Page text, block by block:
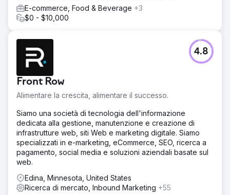
E-commerce, Food & Beverage +3
$0 - $10,000
Front Row
Alimentare la crescita, alimentare il successo.
4.8
Siamo una società di tecnologia dell'informazione
dedicata alla gestione, manutenzione e creazione di
infrastrutture web, siti Web e marketing digitale. Siamo
specializzati in e-marketing, eCommerce, SEO, ricerca a
pagamento, social media e soluzioni aziendali basate sul
web.
Edina, Minnesota, United States
Ricerca di mercato, Inbound Marketing +55